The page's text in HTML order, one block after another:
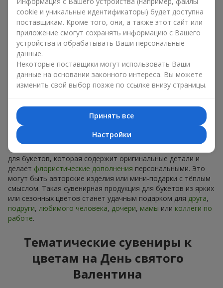
Сувениры к букетам на разные
праздники
Праздник задаёт настроение, а сувенирная продукция для
букетов его подчёркивает. Именно поэтому сувениры к
цветам часто выбирают с учётом даты и события. В нашем
ассортименте найдётся сувенирная продукция для букетов,
которая подойдёт к любому празднику и может быть
рассчитана на любой бюджет.
Сувенирная продукция к
букетам на День рождения
К
для букетов, которая содержит оригинальные детали и
делает флористические дополнения персональными. Это
могут быть авторские изделия или мини-подарки с тёплым
смыслом. Такая сувенирная продукция для букетов из ярких
или сезонных цветов станет удачным подарком для друга,
подруги, любимого человека, дочери, мамы или коллеги по
работе.
Тематические сувениры к
цветам на День святого
Валентина
cookie и уникальные идентификаторы) будет доступна
поставщикам. Кроме того, они, а также этот сайт или
приложение смогут сохранять информацию с Вашего
устройства и обрабатывать Ваши персональные
данные.
Некоторые поставщики могут использовать Ваши
данные на основании законного интереса. Вы можете
изменить свой выбор позже по ссылке внизу страницы.
Принять все
Настройки